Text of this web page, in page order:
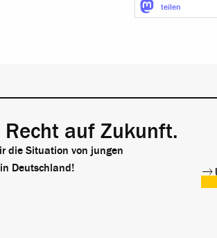
teilen
Recht auf Zukunft.
die Situation von jungen
Deutschland!